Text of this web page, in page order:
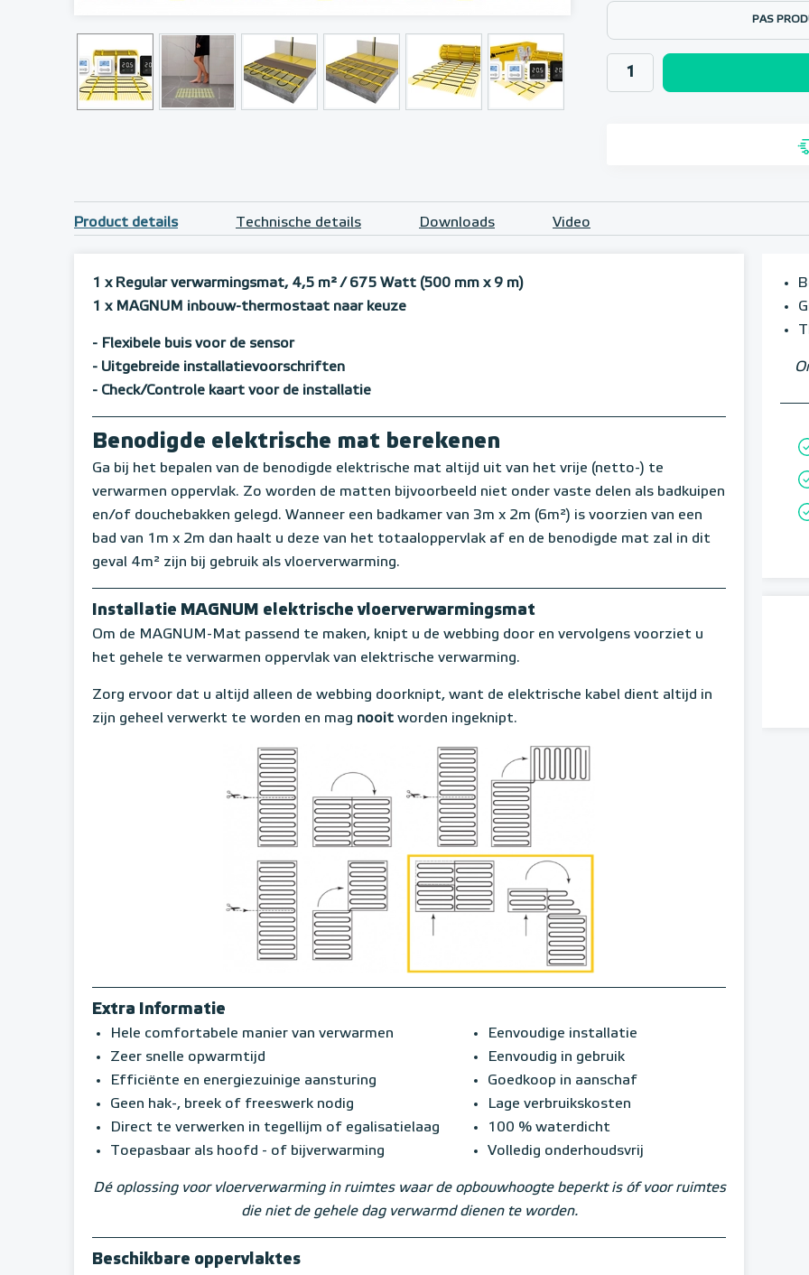
PAS
Product details Technische details Downloads Video
1 x Regular verwarmingsmat, 4,5 m²/ 675 Watt (500 mm x 9 m)
1 x MAGNUM inbouw-thermostaat naar keuze
- Flexibele buis voor de sensor
- Uitgebreide installatievoorschriften
- Check/Controle kaart voor de installatie
Benodigde elektrische mat berekenen
Ga bij het bepalen van de benodigde elektrische mat altijd uit van het vrije (netto-) te
verwarmen oppervlak. Zo worden de matten bijvoorbeeld niet onder vaste delen als badkuipen
en/of douchebakken gelegd. Wanneer een badkamer van 3m x 2m (6m²) is voorzien van een
bad van 1m x 2m dan haalt u deze van het totaaloppervlak af en de benodigde mat zal in dit
geval 4m² zijn bij gebruik als vloerverwarming.
Installatie MAGNUM elektrische vloerverwarmingsmat
Om de MAGNUM-Mat passend te maken, knipt u de webbing door en vervolgens voorziet u
het gehele te verwarmen oppervlak van elektrische verwarming.
Zorg ervoor dat u altijd alleen de webbing doorknipt, want de elektrische kabel dient altijd in
zijn geheel verwerkt te worden en mag nooit worden ingeknipt.
Extra Informatie
Hele comfortabele manier van verwarmen
Zeer snelle opwarmtijd
Efficiënte en energiezuinige aansturing
Geen hak-, breek of freeswerk nodig
Direct te verwerken in tegellijm of egalisatielaag
Toepasbaar als hoofd - of bijverwarming
Eenvoudige installatie
Eenvoudig in gebruik
Goedkoop in aanschaf
Lage verbruikskosten
100 % waterdicht
Volledig onderhoudsvrij
Dé oplossing voor vloerverwarming in ruimtes waar de opbouwhoogte beperkt is óf voor ruimtes
die niet de gehele dag verwarmd dienen te worden.
Beschikbare oppervlaktes